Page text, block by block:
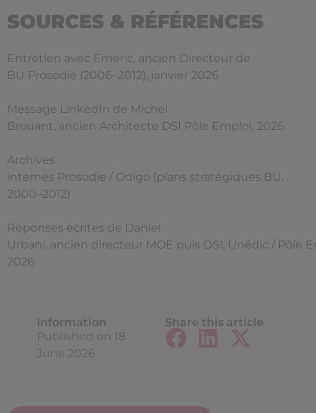
SOURCES & RÉFÉRENCES
Entretien avec Emeric, ancien Directeur de
BU Prosodie (2006–2012), janvier 2026
Message LinkedIn de Michel
Brouant, ancien Architecte DSI Pôle Emploi, 2026
Archives
internes Prosodie / Odigo (plans stratégiques BU,
2000–2012)
Réponses écrites de Daniel
Urbani, ancien directeur MOE puis DSI, Unédic / Pôle
2026
Information
Published on 18
June 2026
Share this article